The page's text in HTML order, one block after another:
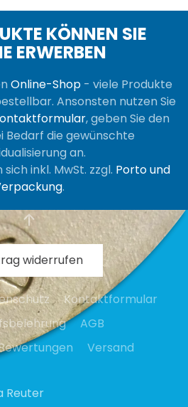
KÖNNEN SIE
ERWERBEN
Online-Shop- viele Produkte
Ansonsten nutzen Sie
, geben Sie den
Bedarf die gewünschte
an.
inkl. MwSt. zzgl. Porto und
.
widerrufen
Kontaktformular
AGB
Versand
Reuter